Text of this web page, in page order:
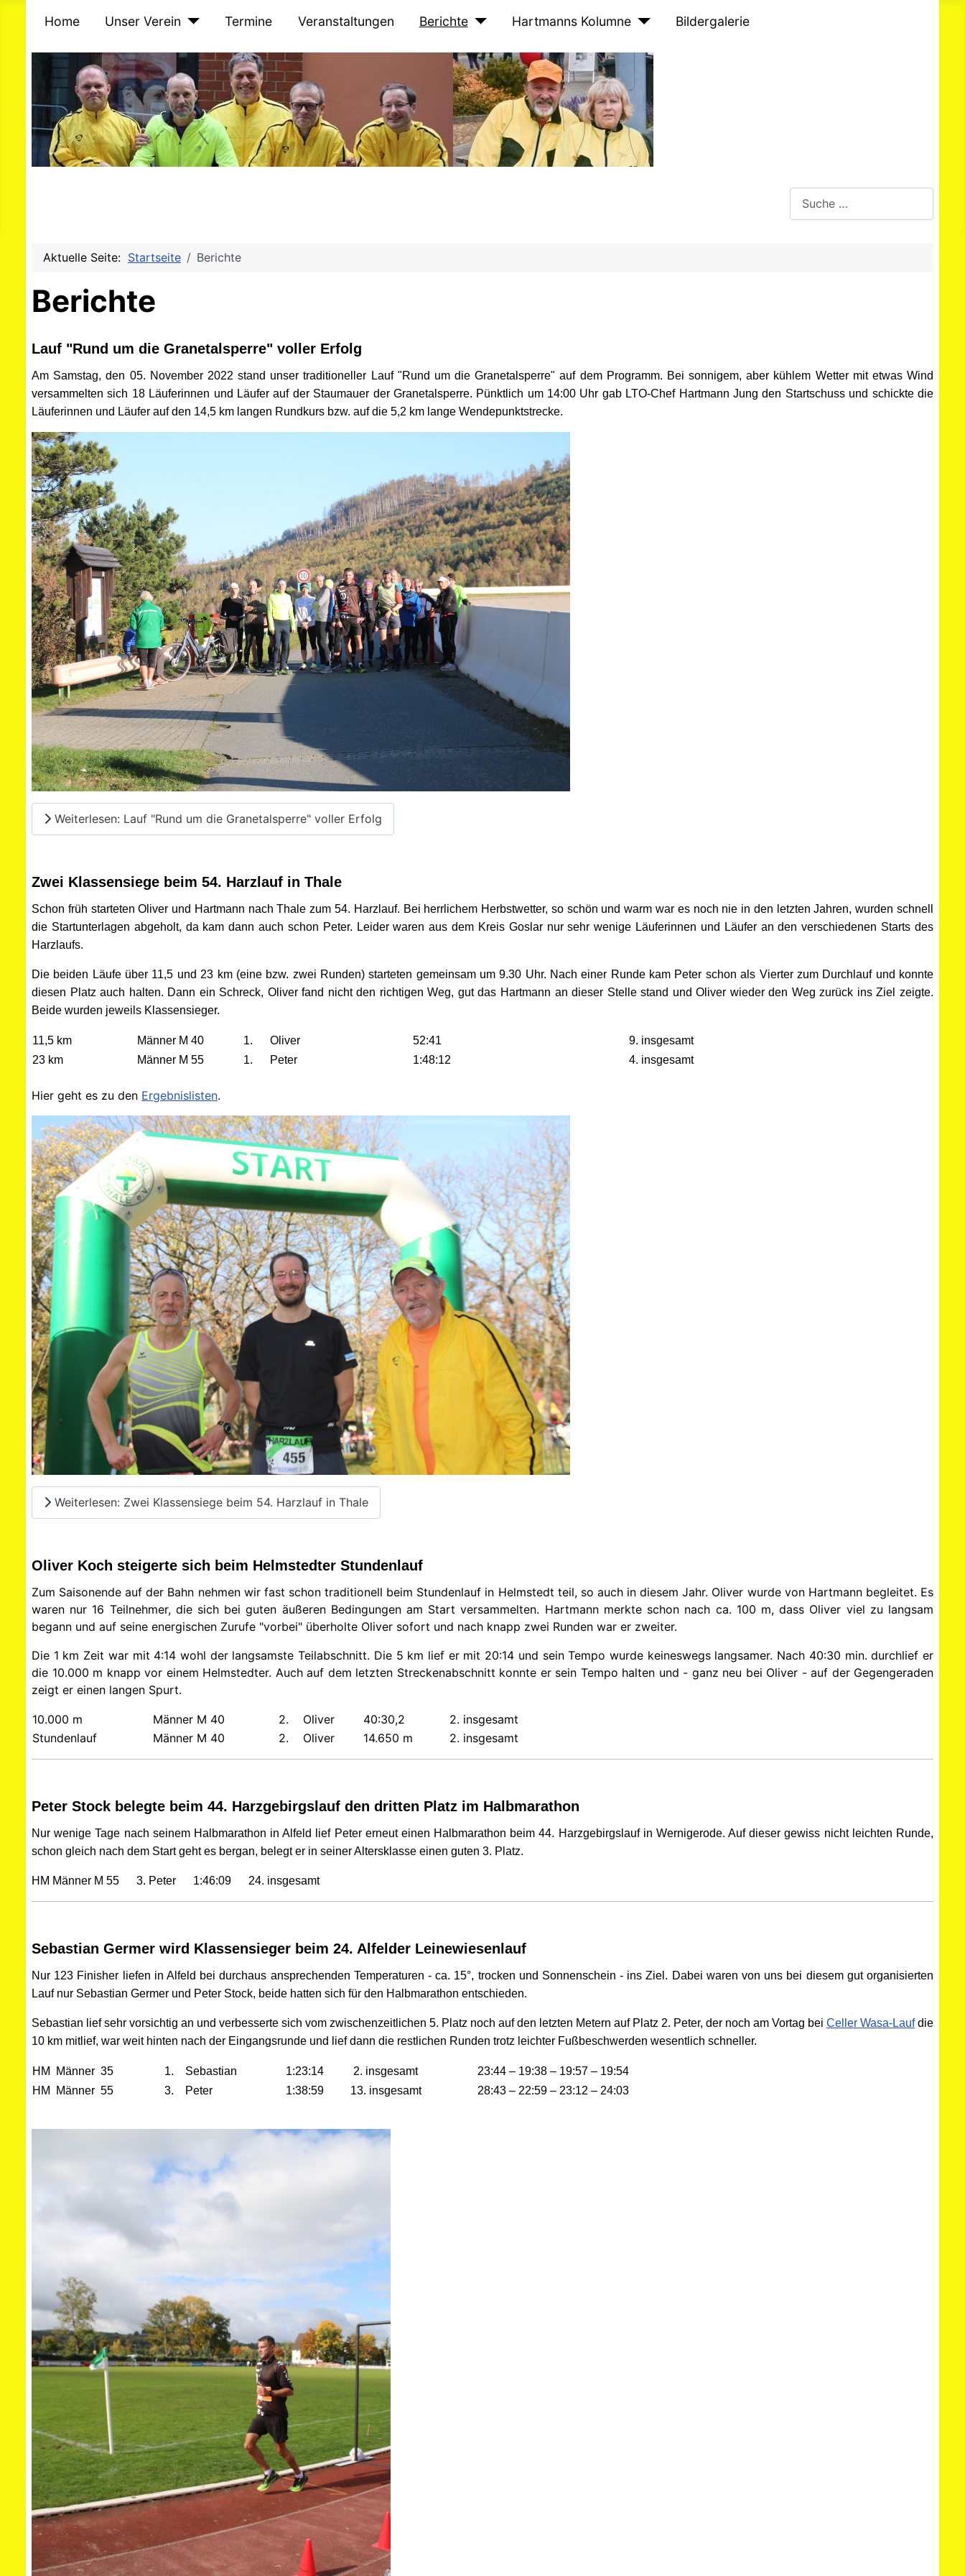
Home Unser Verein Termine Veranstaltungen Berichte Hartmanns Kolumne Bildergalerie
Aktuelle Seite: Startseite Berichte
Berichte
Lauf "Rund um die Granetalsperre" voller Erfolg
Am Samstag, den 05. November 2022 stand unser traditioneller Lauf "Rund um die Granetalsperre" auf dem Programm. Bei sonnigem, aber kühlem Wetter mit etwas Wind
versammelten sich 18 Läuferinnen und Läufer auf der Staumauer der Granetalsperre. Pünktlich um 14:00 Uhr gab LTO-Chef Hartmann Jung den Startschuss und schickte die
Läuferinnen und Läufer auf den 14,5 km langen Rundkurs bzw. auf die 5,2 km lange Wendepunktstrecke.
Weiterlesen: Lauf "Rund um die Granetalsperre" voller Erfolg
Zwei Klassensiege beim 54. Harzlauf in Thale
Schon früh starteten Oliver und Hartmann nach Thale zum 54. Harzlauf. Bei herrlichem Herbstwetter, so schön und warm war es noch nie in den letzten Jahren, wurden schnell
die Startunterlagen abgeholt, da kam dann auch schon Peter. Leider waren aus dem Kreis Goslar nur sehr wenige Läuferinnen und Läufer an den verschiedenen Starts des
Harzlaufs.
Die beiden Läufe über 11,5 und 23 km (eine bzw. zwei Runden) starteten gemeinsam um 9.30 Uhr. Nach einer Runde kam Peter schon als Vierter zum Durchlauf und konnte
diesen Platz auch halten. Dann ein Schreck, Oliver fand nicht den richtigen Weg, gut das Hartmann an dieser Stelle stand und Oliver wieder den Weg zurück ins Ziel zeigte.
Beide wurden jeweils Klassensieger.
11,5 km Männer M 40 1. Oliver 52:41
9. insgesamt
23 km
Männer M 55 1. Peter 1:48:12 4. insgesamt
Hier geht es zu den Ergebnislisten.
Weiterlesen: Zwei Klassensiege beim 54. Harzlauf in Thale
Oliver Koch steigerte sich beim Helmstedter Stundenlauf
Zum Saisonende auf der Bahn nehmen wir fast schon traditionell beim Stundenlauf in Helmstedt teil, so auch in diesem Jahr. Oliver wurde von Hartmann begleitet. Es
waren nur 16 Teilnehmer, die sich bei guten äußeren Bedingungen am Start versammelten. Hartmann merkte schon nach ca. 100 m, dass Oliver viel zu langsam
begann und auf seine energischen Zurufe "vorbei" überholte Oliver sofort und nach knapp zwei Runden war er zweiter.
Die 1 km Zeit war mit 4:14 wohl der langsamste Teilabschnitt. Die 5 km lief er mit 20:14 und sein Tempo wurde keineswegs langsamer. Nach 40:30 min. durchlief er
die 10.000 m knapp vor einem Helmstedter. Auch auf dem letzten Streckenabschnitt konnte er sein Tempo halten und - ganz neu bei Oliver - auf der Gegengeraden
zeigt er einen langen Spurt.
10.000 m Männer M 40 2. Oliver 40:30,2
2. insgesamt
Stundenlauf
Männer M 40 2. Oliver 14.650 m 2. insgesamt
Peter Stock belegte beim 44. Harzgebirgslauf den dritten Platz im Halbmarathon
Nur wenige Tage nach seinem Halbmarathon in Alfeld lief Peter erneut einen Halbmarathon beim 44. Harzgebirgslauf in Wernigerode. Auf dieser gewiss nicht leichten Runde,
schon gleich nach dem Start geht es bergan, belegt er in seiner Altersklasse einen guten 3. Platz.
HM Männer M 55 3. Peter 1:46:09 24. insgesamt
Sebastian Germer wird Klassensieger beim 24. Alfelder Leinewiesenlauf
Nur 123 Finisher liefen in Alfeld bei durchaus ansprechenden Temperaturen - ca. 15°, trocken und Sonnenschein - ins Ziel. Dabei waren von uns bei diesem gut organisierten
Lauf nur Sebastian Germer und Peter Stock, beide hatten sich für den Halbmarathon entschieden.
Sebastian lief sehr vorsichtig an und verbesserte sich vom zwischenzeitlichen 5. Platz noch auf den letzten Metern auf Platz 2. Peter, der noch am Vortag bei Celler Wasa-Laufdie
10 km mitlief, war weit hinten nach der Eingangsrunde und lief dann die restlichen Runden trotz leichter Fußbeschwerden wesentlich schneller.
HM Männer 35 1. Sebastian 1:23:14 2. insgesamt
23:44 – 19:38 – 19:57 – 19:54
HM Männer 55
3. Peter 1:38:59 13. insgesamt 28:43 – 22:59 – 23:12 – 24:03